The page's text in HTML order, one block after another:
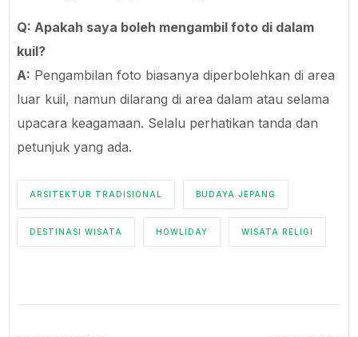
Q: Apakah saya boleh mengambil foto di dalam
kuil?
A: Pengambilan foto biasanya diperbolehkan di area
luar kuil, namun dilarang di area dalam atau selama
upacara keagamaan. Selalu perhatikan tanda dan
petunjuk yang ada.
ARSITEKTUR TRADISIONAL BUDAYA JEPANG
DESTINASI WISATA HOWLIDAY WISATA RELIGI